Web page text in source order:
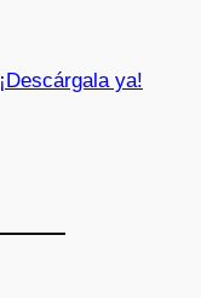
¡Descárgala ya!